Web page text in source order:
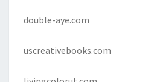
double-aye.com
uscreativebooks.com